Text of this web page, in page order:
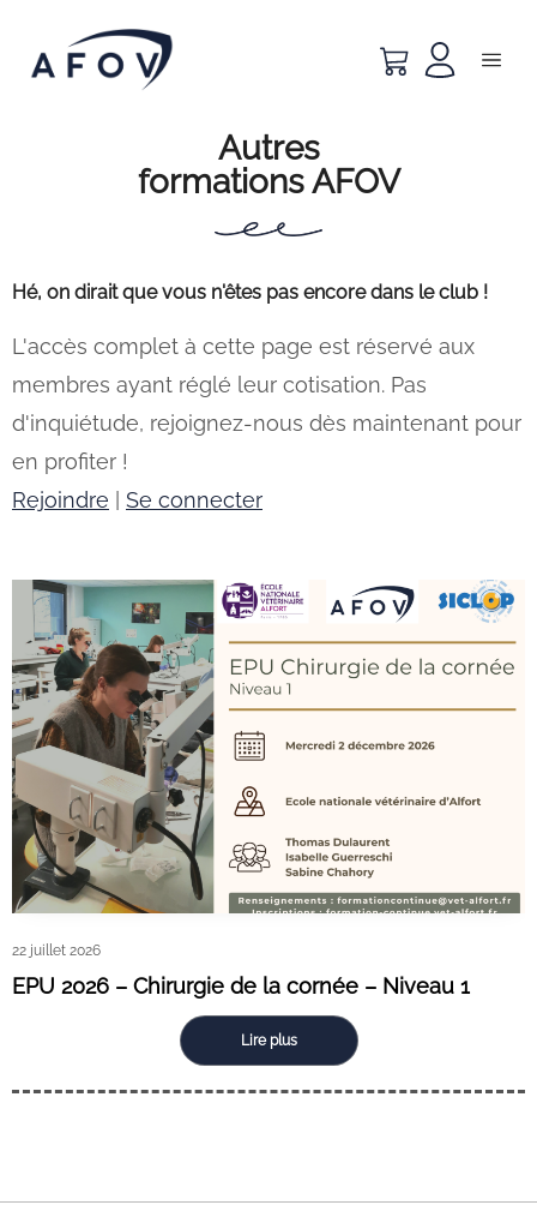
Autres
formations AFOV
Hé, on dirait que vous n'êtes pas encore dans le club !
L'accès complet à cette page est réservé aux
membres ayant réglé leur cotisation. Pas
d'inquiétude, rejoignez-nous dès maintenant pour
en profiter !
Rejoindre
Se connecter
22 juillet 2026
EPU 2026 – Chirurgie de la cornée – Niveau 1
Lire plus